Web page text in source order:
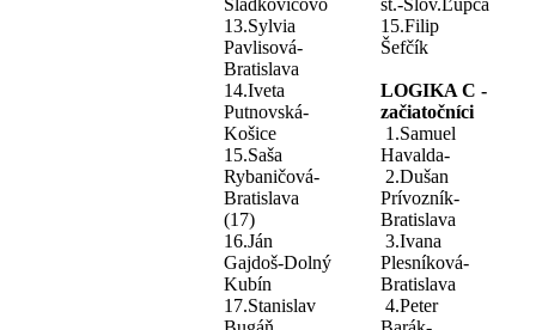
13.Sylvia
Pavlisová-
Bratislava
14.Iveta
Putnovská-
Košice
15.Saša
Rybaničová-
Bratislava
(17)
16.Ján
Gajdoš-Dolný
Kubín
17.Stanislav
15.Filip
Šefčík
LOGIKA C -
začiatočníci
1.Samuel
Havalda-
2.Dušan
Prívozník-
Bratislava
3.Ivana
Plesníková-
Bratislava
4.Peter